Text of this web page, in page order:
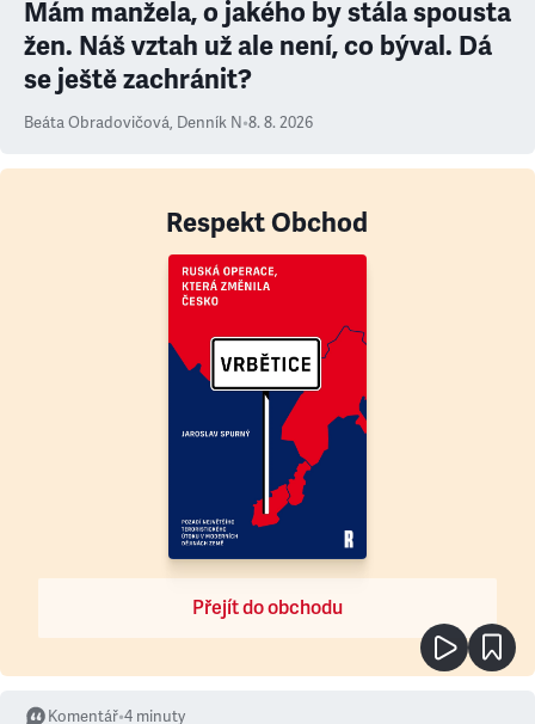
Mám manžela, o jakého by stála spousta
žen. Náš vztah už ale není, co býval. Dá
se ještě zachránit?
Beáta Obradovičová, Denník N•8. 8. 2026
Respekt Obchod
Přejít do obchodu
Komentář•4 minuty